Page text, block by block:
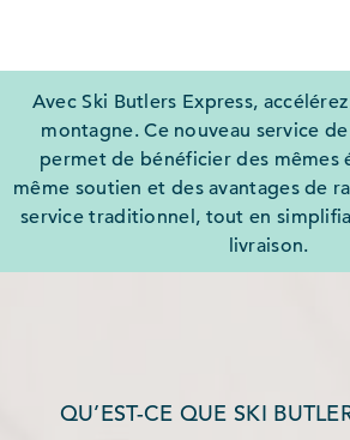
Avec Ski Butlers Express,
montagne. Ce nouveau service
permet de bénéficier des mêmes
même soutien et des avantages de
service traditionnel, tout en
livraison.
QU’EST-CE QUE SKI